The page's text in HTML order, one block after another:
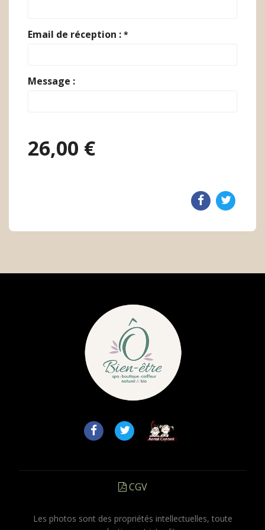
Email de réception :*
Message :
26,00 €
CGV
Les photos sont des propriétés intellectuelles, toute